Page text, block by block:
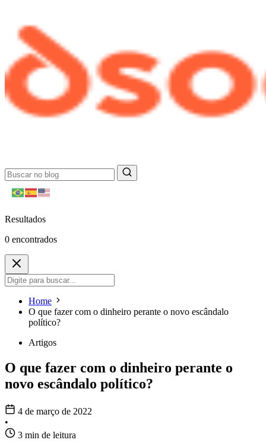
Resultados
0 encontrados
Home
O que fazer com o dinheiro perante o novo escândalo
político?
Artigos
O que fazer com o dinheiro perante o
novo escândalo político?
4 de março de 2022
•
3 min de leitura